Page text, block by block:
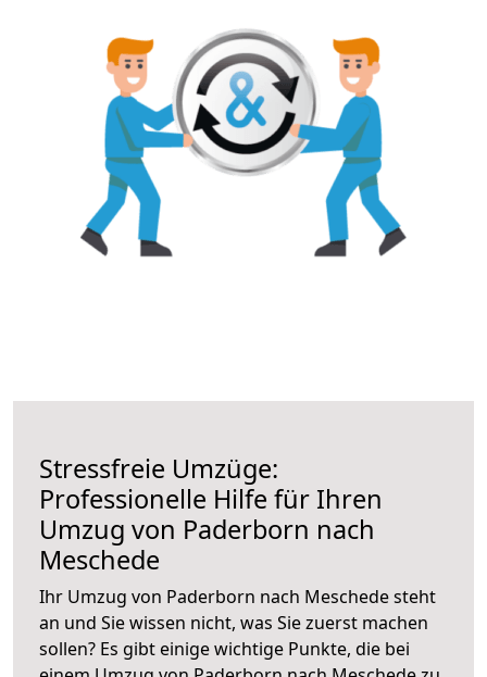
Stressfreie Umzüge:
Professionelle Hilfe für Ihren
Umzug von Paderborn nach
Meschede
Ihr Umzug von Paderborn nach Meschede steht
an und Sie wissen nicht, was Sie zuerst machen
sollen? Es gibt einige wichtige Punkte, die bei